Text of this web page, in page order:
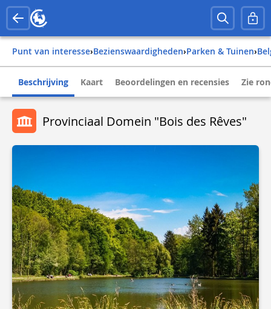
Punt van interesse› Bezienswaardigheden› Parken & Tuinen›
Beschrijving Kaart Beoordelingen en recensies Zie
Provinciaal Domein "Bois des Rêves"